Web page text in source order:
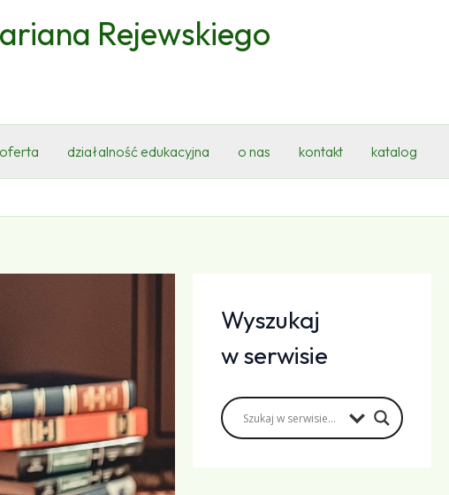
Rejewskiego
oferta działalność edukacyjna o nas kontakt katalog
Wyszukaj
w serwisie